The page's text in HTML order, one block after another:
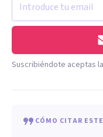
Suscribiéndote aceptas
CÓMO CITAR